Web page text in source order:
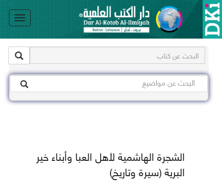
الشجرة الهاشمية لأهل العبا وأبناء خير
البرية (سيرة وتاريخ)